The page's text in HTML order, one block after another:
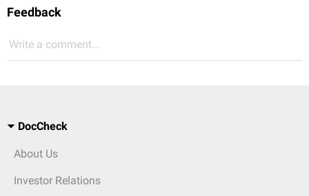
Feedback
Write a comment...
DocCheck
About Us
Investor Relations